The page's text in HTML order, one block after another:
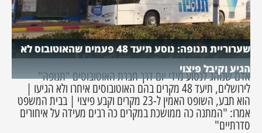
שערוריית תנופה: נוסע תיעד 48 פעמים שהאוטובוס לא
הגיע וקיבל פיצוי
אדם שנוהג לנסוע מידי יום דרך חברת האוטובוסים "תנופה"
לירושלים, תיעד 48 מקרים בהם האוטובוסים איחרו ולא הגיעו |
הוא תבע, השופט האמין ל-23 מקרים וקבע פיצוי | בבית המשפט
אמרו: "המתנה כה ממושכת במקרים כה רבים מעידה על איחורים
סדרתיים"